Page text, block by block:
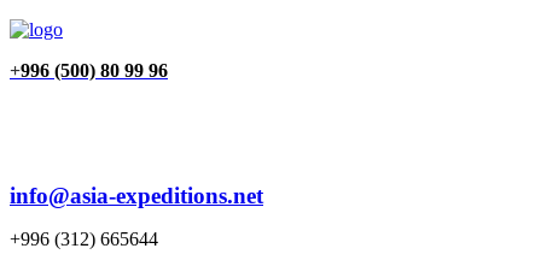
+996 (500) 80 99 96
info@asia-expeditions.net
+996 (312) 665644